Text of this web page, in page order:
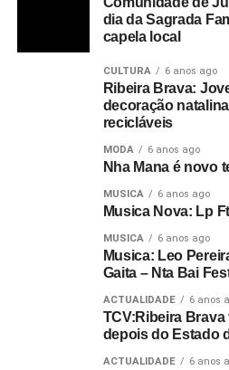
dia da Sagrada
capela local
CULTURA 6 anos ago
Ribeira Brava:
decoração
recicláveis
MODA 6 anos ago
Nha Mana é novo
MUSICA 6 anos ago
Musica Nova: Lp
MUSICA 6 anos ago
Musica: Leo
Gaita – Nta Bai
ACTUALIDADE 6 anos
TCV:Ribeira
depois do Estado
ACTUALIDADE 6 anos